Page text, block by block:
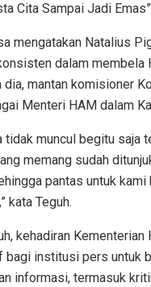
Cita Sampai Jadi
mengatakan Natalius
dalam membela
dia, mantan komisioner
Menteri HAM dalam
tidak muncul begitu saja
memang sudah
pantas untuk kami
kata Teguh.
kehadiran
bagi institusi pers untuk
informasi, termasuk